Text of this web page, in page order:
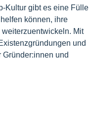
Kultur gibt es eine Fülle
können, ihre
Mit
und
und